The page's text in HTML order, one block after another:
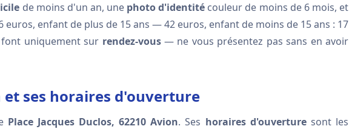
de moins d'un an, une photo d'identité couleur de moins de 6 mois, et
euros, enfant de plus de 15 ans — 42 euros, enfant de moins de 15 ans : 17
uniquement sur rendez-vous— ne vous présentez pas sans en avoir
ses horaires d'ouverture
Place Jacques Duclos, 62210 Avion. Ses horaires d'ouverturesont les